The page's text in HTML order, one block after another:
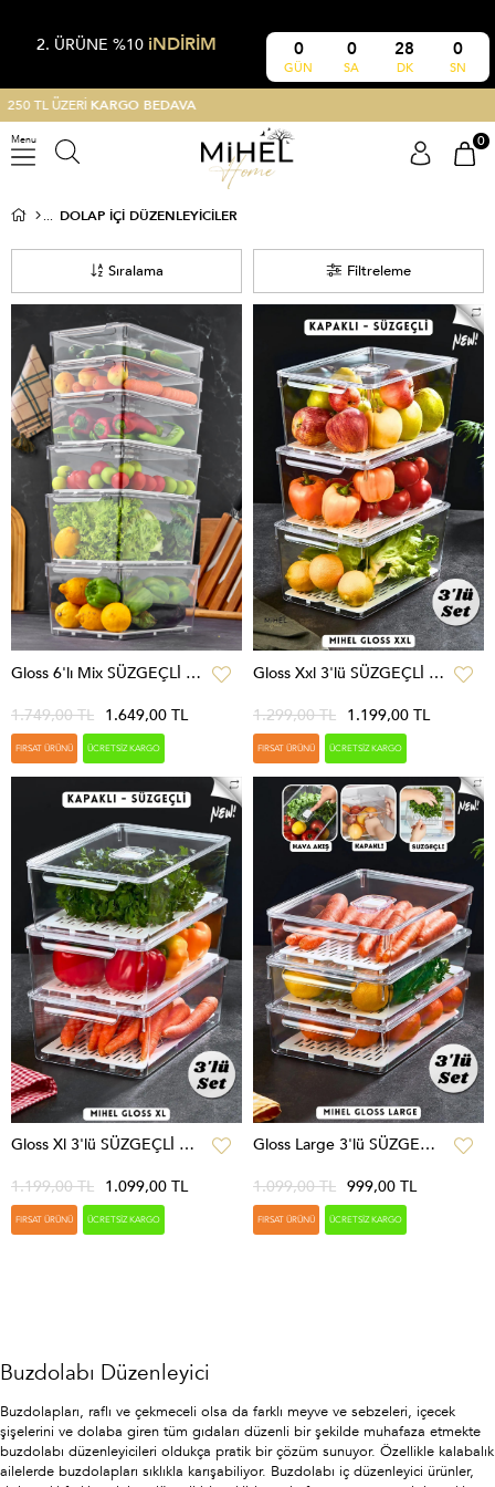
2. ÜRÜNE %10 iNDİRİM 0
GÜN
0
SA
28
DK
0
SN
15 GÜN ÜCRETSİZ
Menu 0
DOLAP İÇI DÜZENLEYICILER
Filtreleme
Sıralama
Gloss 6'lı Mix SÜZGEÇLİ Kapaklı Buzdolabı Düzenleyici,dolap Içi Düzenleyici,organizer,saklama Kabı
1.649,00 TL
1.749,00 TL
YENI ÜRÜN
FIRSAT ÜRÜNÜ ÜCRETSIZ KARGO
Gloss Xxl 3'lü SÜZGEÇLİ Kapaklı Buzdolabı Düzenleyici,dolap Içi Düzenleyici,organizer,saklama Kabı
1.199,00 TL
1.299,00 TL
YENI ÜRÜN
FIRSAT ÜRÜNÜ ÜCRETSIZ KARGO
Gloss Xl 3'lü SÜZGEÇLİ Kapaklı Buzdolabı Düzenleyici,dolap Içi Düzenleyici,organizer,saklama Kabı
1.099,00 TL
1.199,00 TL
YENI ÜRÜN
FIRSAT ÜRÜNÜ ÜCRETSIZ KARGO
Gloss Large 3'lü SÜZGEÇLİ Kapaklı Buzdolabı Düzenleyici,dolap Içi Düzenleyici,organizer,saklama Kabı
999,00 TL
1.099,00 TL
%9 YENI ÜRÜN
FIRSAT ÜRÜNÜ ÜCRETSIZ KARGO
Buzdolabı Düzenleyici
Buzdolapları, raflı ve çekmeceli olsa da farklı meyve ve sebzeleri, içecek
şişelerini ve dolaba giren tüm gıdaları düzenli bir şekilde muhafaza etmekte
buzdolabı düzenleyicileri oldukça pratik bir çözüm sunuyor. Özellikle kalabalık
ailelerde buzdolapları sıklıkla karışabiliyor. Buzdolabı iç düzenleyici ürünler,